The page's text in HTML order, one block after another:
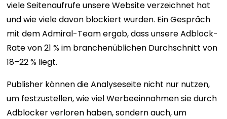
viele Seitenaufrufe unsere Website verzeichnet hat
und wie viele davon blockiert wurden. Ein Gespräch
mit dem Admiral-Team ergab, dass unsere Adblock-
Rate von 21 % im branchenüblichen Durchschnitt von
18–22 % liegt.
Publisher können die Analyseseite nicht nur nutzen,
um festzustellen, wie viel Werbeeinnahmen sie durch
Adblocker verloren haben, sondern auch, um